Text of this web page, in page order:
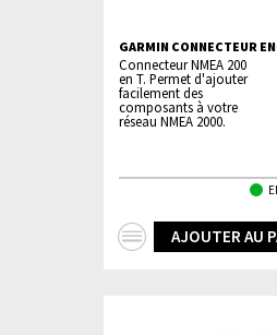
GARMIN CONNECTEUR
Connecteur NMEA 200
en T. Permet d'ajouter
facilement des
composants à votre
réseau NMEA 2000.
AJOUTER AU